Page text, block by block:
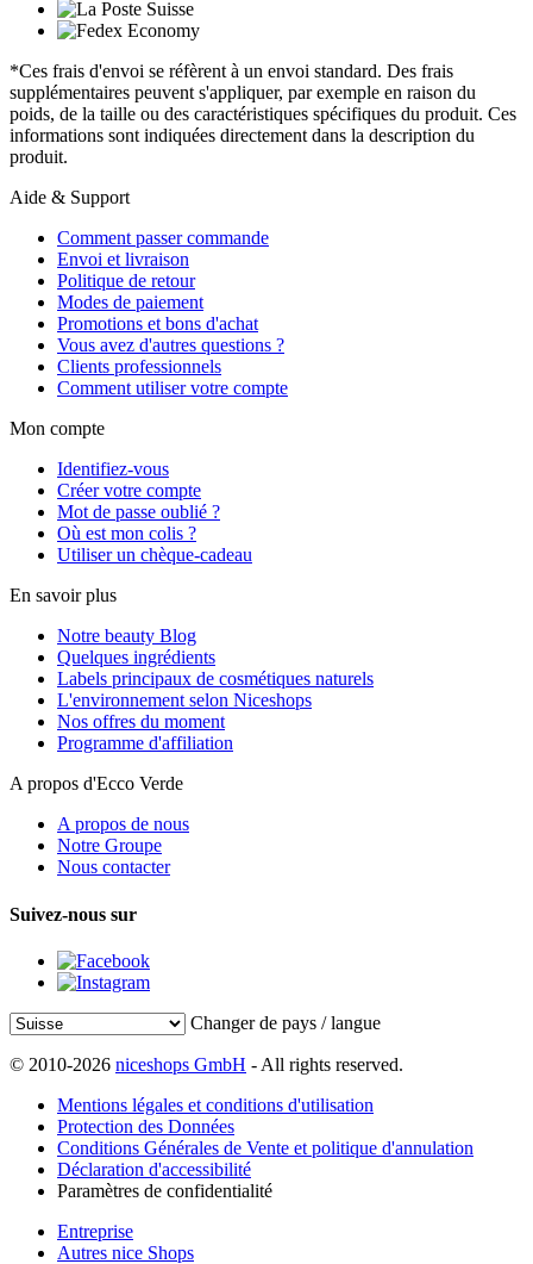
*Ces frais d'envoi se réfèrent à un envoi standard. Des frais
supplémentaires peuvent s'appliquer, par exemple en raison du
poids, de la taille ou des caractéristiques spécifiques du produit. Ces
informations sont indiquées directement dans la description du
produit.
Aide & Support
Comment passer commande
Envoi et livraison
Politique de retour
Modes de paiement
Promotions et bons d'achat
Vous avez d'autres questions ?
Clients professionnels
Comment utiliser votre compte
Mon compte
Identifiez-vous
Créer votre compte
Mot de passe oublié ?
Où est mon colis ?
Utiliser un chèque-cadeau
En savoir plus
Notre beauty Blog
Quelques ingrédients
Labels principaux de cosmétiques naturels
L'environnement selon Niceshops
Nos offres du moment
Programme d'affiliation
A propos d'Ecco Verde
A propos de nous
Notre Groupe
Nous contacter
Suivez-nous sur
Changer de pays / langue
© 2010-2026 niceshops GmbH - All rights reserved.
Mentions légales et conditions d'utilisation
Protection des Données
Conditions Générales de Vente et politique d'annulation
Déclaration d'accessibilité
Paramètres de confidentialité
Entreprise
Autres nice Shops